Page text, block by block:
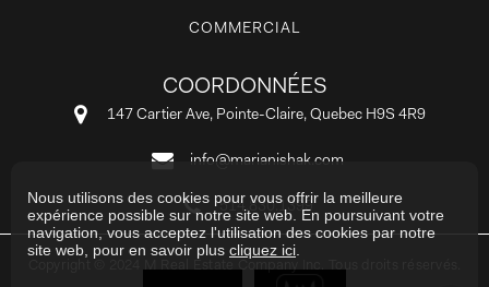
COMMERCIAL
COORDONNÉES
147 Cartier Ave, Pointe-Claire, Quebec H9S 4R9
info@marianishak.com
514.830.1399
Copyright © 2024 M Real Estate Company Inc. Tous droits réservés.
Nous utilisons des cookies pour vous offrir la meilleure
expérience possible sur notre site web. En poursuivant votre
navigation, vous acceptez l'utilisation des cookies par notre
site web, pour en savoir plus cliquez ici